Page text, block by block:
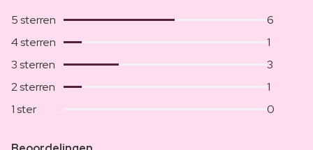
5 sterren
6
4 sterren
1
3 sterren
3
2 sterren
1
1 ster
0